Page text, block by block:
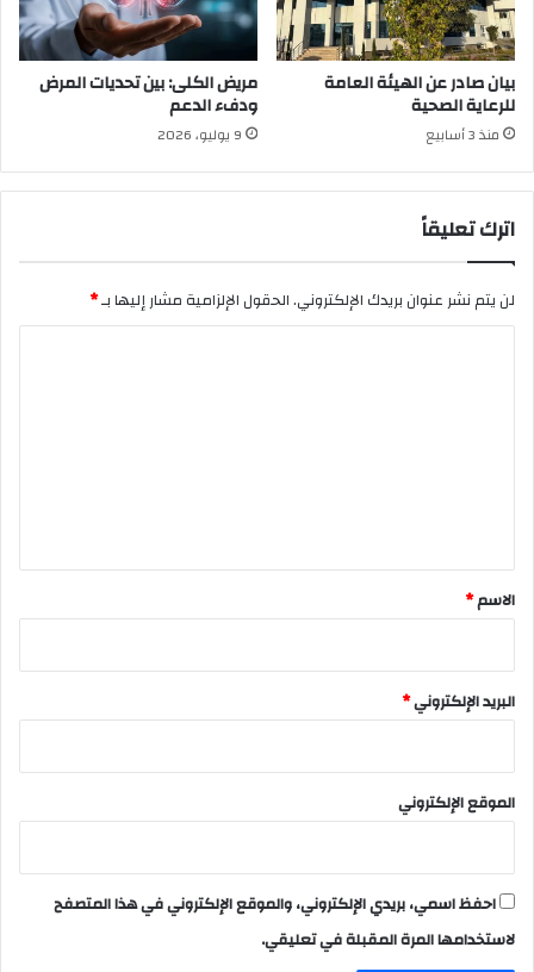
بيان صادر عن الهيئة العامة
للرعاية الصحية
منذ 3 أسابيع
مريض الكلى: بين تحديات المرض
ودفء الدعم
9 يوليو، 2026
اترك تعليقاً
لن يتم نشر عنوان بريدك الإلكتروني.الحقول الإلزامية مشار إليها بـ*
*
الاسم*
البريد الإلكتروني*
الموقع الإلكتروني
احفظ اسمي، بريدي الإلكتروني، والموقع الإلكتروني في هذا المتصفح
لاستخدامها المرة المقبلة في تعليقي.